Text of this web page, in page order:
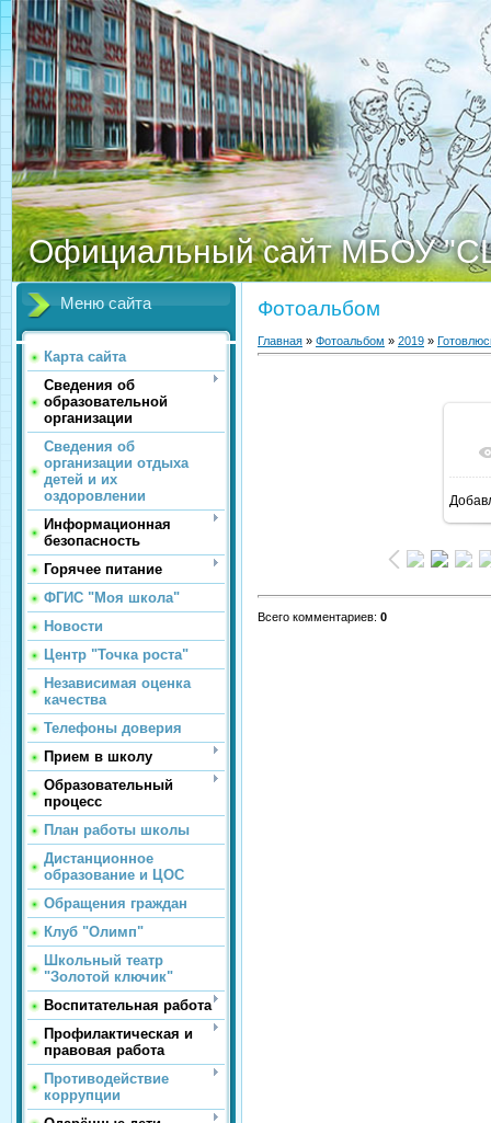
Официальный сайт МБОУ
Меню сайта
Карта сайта
Сведения об
образовательной
организации
Сведения об
организации отдыха
детей и их
оздоровлении
Информационная
безопасность
Горячее питание
ФГИС "Моя школа"
Новости
Центр "Точка роста"
Независимая оценка
качества
Телефоны доверия
Прием в школу
Образовательный
процесс
План работы школы
Дистанционное
образование и ЦОС
Обращения граждан
Клуб "Олимп"
Школьный театр
"Золотой ключик"
Воспитательная работа
Профилактическая и
правовая работа
Противодействие
коррупции
Фотоальбом
Главная » Фотоальбом » 2019 »
Всего комментариев: 0